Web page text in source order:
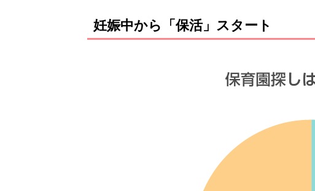
妊娠中から「保活」スタート